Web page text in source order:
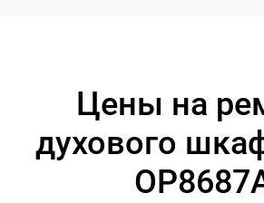
Цены на
духового